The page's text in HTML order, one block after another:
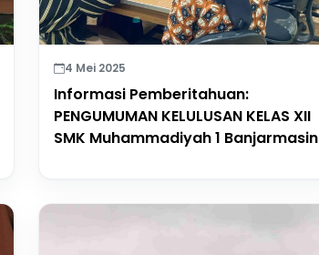
4 Mei 2025
Informasi Pemberitahuan:
PENGUMUMAN KELULUSAN KELAS XII
SMK Muhammadiyah 1 Banjarmasin